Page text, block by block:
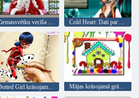
Ziemassvētku vecīša Real frizūras Cold Heart: Dati par Annas sejas par Halloween
Dotted Girl krāsojamā grāmata Mājas krāsojamā grāmata